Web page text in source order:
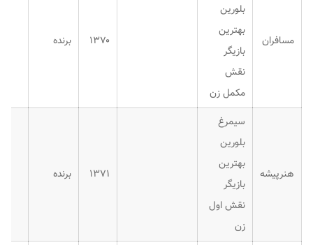
مسافران
بلورین
بهترین
بازیگر
نقش
مکمل زن
۱۳۷۰ برنده
هنرپیشه
سیمرغ
بلورین
بهترین
بازیگر
نقش اول
زن
۱۳۷۱ برنده